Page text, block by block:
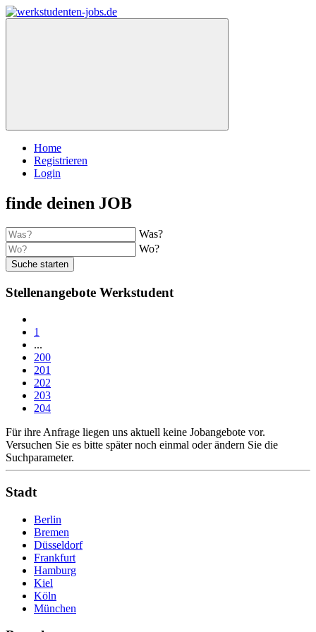
Home
Registrieren
Login
finde deinen JOB
Was?
Wo?
Suche starten
Stellenangebote Werkstudent
1
...
200
201
202
203
204
Für ihre Anfrage liegen uns aktuell keine Jobangebote vor.
Versuchen Sie es bitte später noch einmal oder ändern Sie die
Suchparameter.
Stadt
Berlin
Bremen
Düsseldorf
Frankfurt
Hamburg
Kiel
Köln
München